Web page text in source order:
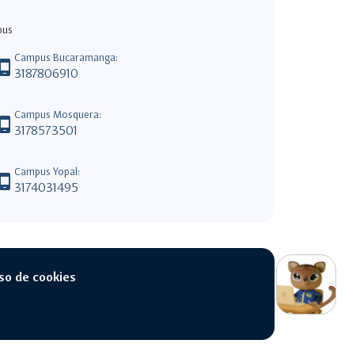
Opciones Rápidas close
opciones
rápidas
phone_android Campus Bucaramanga:
3187806910
phone_android Campus Mosquera:
3178573501
phone_android Campus Yopal:
3174031495
de cookies